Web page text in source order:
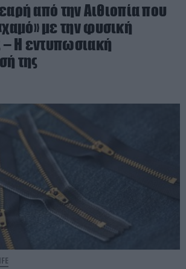
από την Αιθιοπία που
με την φυσική
– Η εντυπωσιακή
της